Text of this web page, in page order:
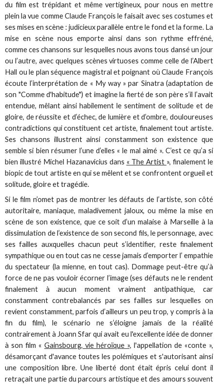
du film est trépidant et même vertigineux, pour nous en mettre
plein la vue comme Claude François le faisait avec ses costumes et
ses mises en scène : judicieux parallèle entre le fond et la forme. La
mise en scène nous emporte ainsi dans son rythme effréné,
comme ces chansons sur lesquelles nous avons tous dansé un jour
ou l’autre, avec quelques scènes virtuoses comme celle de l’Albert
Hall ou le plan séquence magistral et poignant où Claude François
écoute l’interprétation de « My way » par Sinatra (adaptation de
son "Comme d'habitude") et imagine la fierté de son père s’il l’avait
entendue, mêlant ainsi habilement le sentiment de solitude et de
gloire, de réussite et d’échec, de lumière et d’ombre, douloureuses
contradictions qui constituent cet artiste, finalement tout artiste.
Ses chansons illustrent ainsi constamment son existence que
semble si bien résumer l’une d’elles « le mal aimé ». C’est ce qu’a si
bien illustré Michel Hazanavicius dans « The Artist », finalement le
biopic de tout artiste en qui se mêlent et se confrontent orgueil et
solitude, gloire et tragédie.
Si le film n’omet pas de montrer les défauts de l’artiste, son côté
autoritaire, maniaque, maladivement jaloux, ou même la mise en
scène de son existence, que ce soit d’un malaise à Marseille à la
dissimulation de l’existence de son second fils, le personnage, avec
ses failles auxquelles chacun peut s’identifier, reste finalement
sympathique ou en tout cas ne cesse jamais d’emporter l’ empathie
du spectateur (la mienne, en tout cas). Dommage peut-être qu’à
force de ne pas vouloir écorner l’image (ses défauts ne le rendent
finalement à aucun moment vraiment antipathique, car
constamment contrebalancés par ses failles sur lesquelles on
revient constamment, parfois d’ailleurs un peu trop, y compris à la
fin du film), le scénario ne s’éloigne jamais de la réalité
contrairement à Joann Sfar qui avait eu l'excellente idée de donner
à son film «Gainsbourg, vie héroïque », l'appellation de «conte »,
désamorçant d'avance toutes les polémiques et s'autorisant ainsi
une composition libre. Une liberté dont était épris celui dont il
retraçait une partie du parcours artistique et des amours souvent